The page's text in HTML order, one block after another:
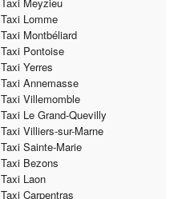
Taxi Lomme
Taxi Montbéliard
Taxi Pontoise
Taxi Yerres
Taxi Annemasse
Taxi Villemomble
Taxi Le Grand-Quevilly
Taxi Villiers-sur-Marne
Taxi Sainte-Marie
Taxi Bezons
Taxi Laon
Taxi Carpentras